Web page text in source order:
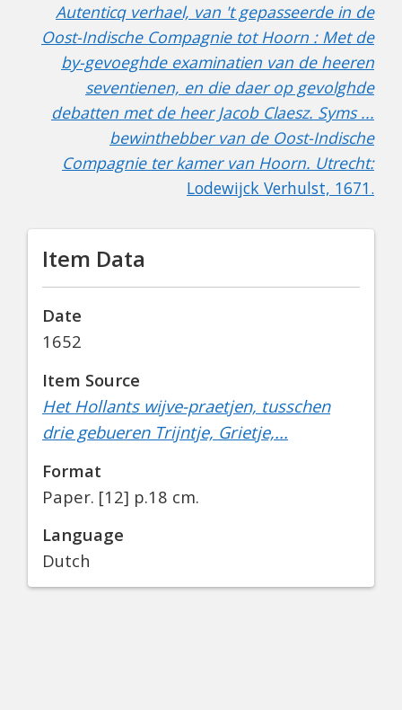
Autenticq verhael, van 't gepasseerde in de
Oost-Indische Compagnie tot Hoorn : Met de
by-gevoeghde examinatien van de heeren
seventienen, en die daer op gevolghde
debatten met de heer Jacob Claesz. Syms ...
bewinthebber van de Oost-Indische
Compagnie ter kamer van Hoorn. Utrecht:
Lodewijck Verhulst, 1671.
Item Data
Date
1652
Item Source
Het Hollants wijve-praetjen, tusschen
drie gebueren Trijntje, Grietje,...
Format
Paper. [12] p.18 cm.
Language
Dutch